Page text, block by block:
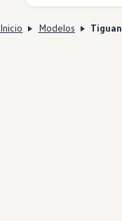
Inicio Modelos Tiguan